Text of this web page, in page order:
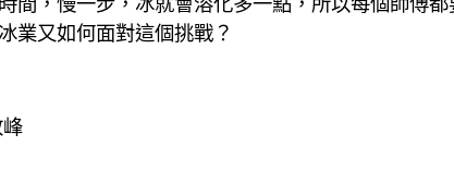
業又如何面對這個挑戰？